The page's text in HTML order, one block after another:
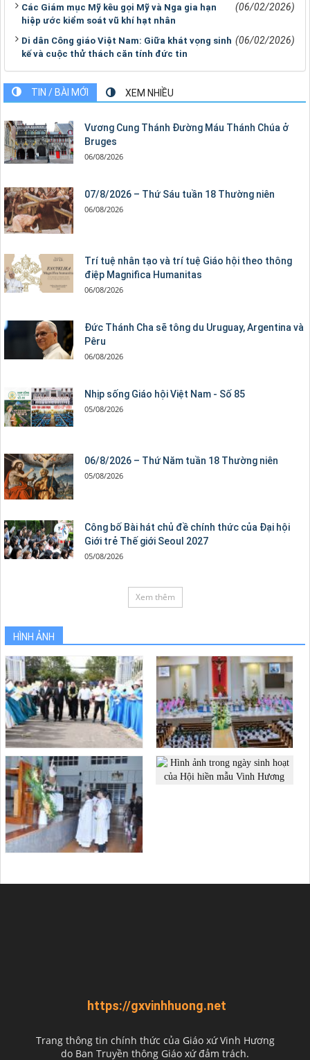
Các Giám mục Mỹ kêu gọi Mỹ và Nga gia hạn
hiệp ước kiểm soát vũ khí hạt nhân
(06/02/2026)
Di dân Công giáo Việt Nam: Giữa khát vọng sinh
kế và cuộc thử thách căn tính đức tin
(06/02/2026)
TIN / BÀI MỚI XEM NHIỀU
Vương Cung Thánh Ðường Máu Thánh Chúa ở
Bruges
06/08/2026
07/8/2026 – Thứ Sáu tuần 18 Thường niên
06/08/2026
Trí tuệ nhân tạo và trí tuệ Giáo hội theo thông
điệp Magnifica Humanitas
06/08/2026
Đức Thánh Cha sẽ tông du Uruguay, Argentina và
Pêru
06/08/2026
Nhịp sống Giáo hội Việt Nam - Số 85
05/08/2026
06/8/2026 – Thứ Năm tuần 18 Thường niên
05/08/2026
Công bố Bài hát chủ đề chính thức của Đại hội
Giới trẻ Thế giới Seoul 2027
05/08/2026
Xem thêm
HÌNH ẢNH
https://gxvinhhuong.net
Trang thông tin chính thức của Giáo xứ Vinh Hương
do Ban Truyền thông Giáo xứ đảm trách.